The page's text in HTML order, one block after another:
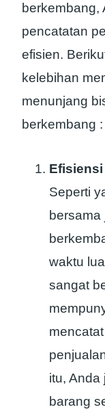
berkembang,
pencatatan
efisien.
kelebihan
menunjang
berkembang :
Efisiensi
Seperti
bersama
waktu
sangat
itu, Anda
barang